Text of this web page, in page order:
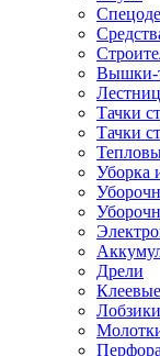
Вышки-
Тачки
Тачки
Уборка
Дрели
Лобзики